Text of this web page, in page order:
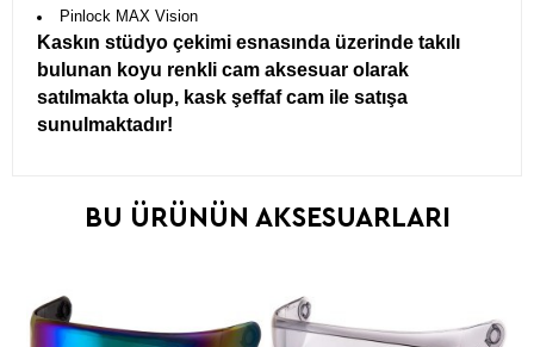
Pinlock MAX Vision
Kaskın stüdyo çekimi esnasında üzerinde takılı
bulunan koyu renkli cam aksesuar olarak
satılmakta olup, kask şeffaf cam ile satışa
sunulmaktadır!
BU ÜRÜNÜN AKSESUARLARI